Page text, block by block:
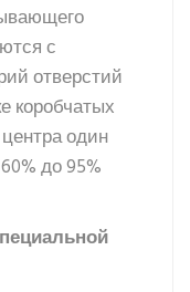
с
отверстий
коробчатых
один
до 95%